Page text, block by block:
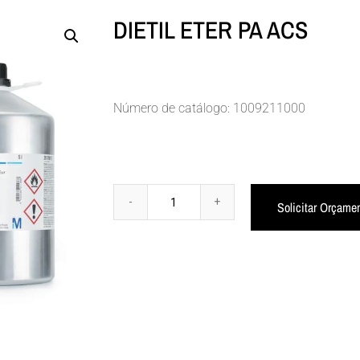
DIETIL ETER PA ACS
Número de catálogo: 1009211000
Solicitar